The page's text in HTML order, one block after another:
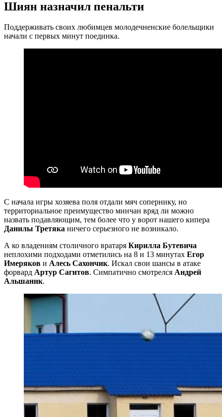
Шиян назначил пенальти
Поддерживать своих любимцев молодечненские болельщики
начали с первых минут поединка.
С начала игры хозяева поля отдали мяч сопернику, но
территориальное преимущество минчан вряд ли можно
назвать подавляющим, тем более что у ворот нашего кипера
Данилы Третяка ничего серьезного не возникало.
А ко владениям столичного вратаря Кирилла Бутевича
неплохими подходами отметились на 8 и 13 минутах Егор
Имеряков и Алесь Сахончик. Искал свои шансы в атаке
форвард Артур Сагитов. Симпатично смотрелся Андрей
Альшаник.